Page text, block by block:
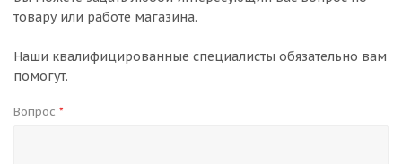
товару или работе магазина.
Наши квалифицированные специалисты обязательно вам
помогут.
Вопрос *